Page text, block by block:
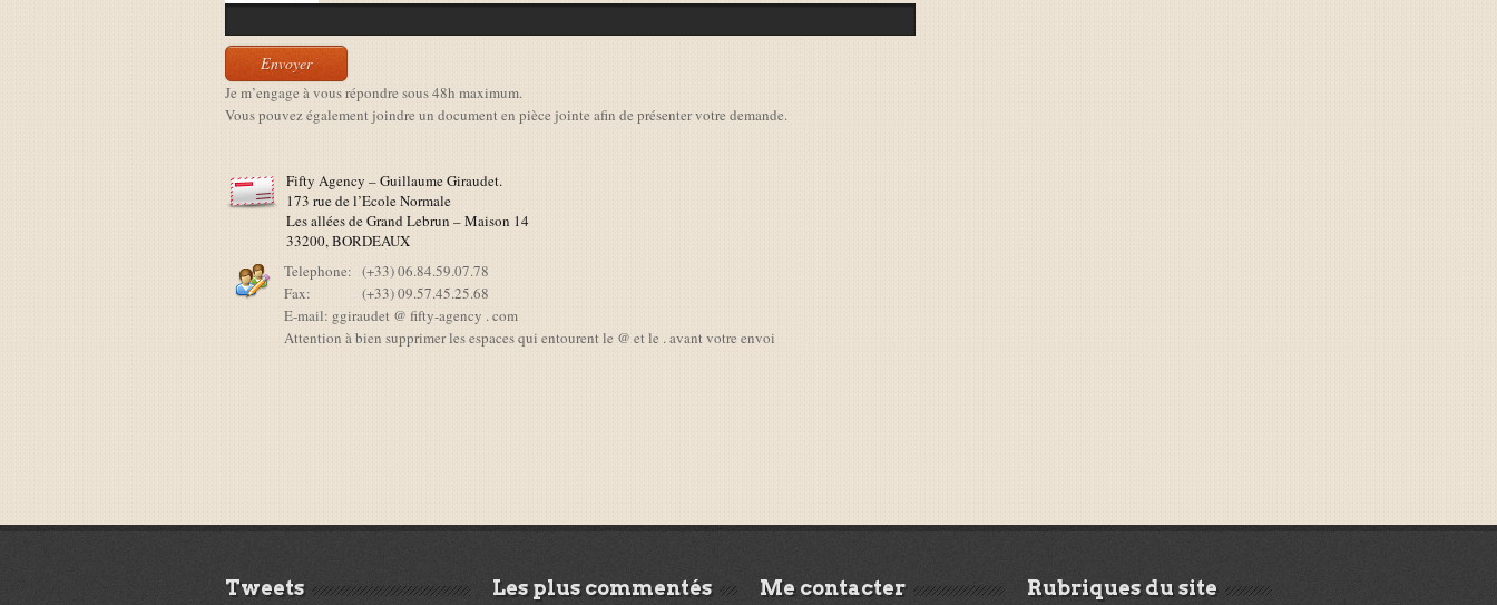
Je m’engage à vous répondre sous 48h maximum.
Vous pouvez également joindre un document en pièce jointe afin de présenter votre demande.
Fifty Agency – Guillaume Giraudet.
173 rue de l’Ecole Normale
Les allées de Grand Lebrun – Maison 14
33200, BORDEAUX
Telephone: (+33) 06.84.59.07.78
Fax:
(+33) 09.57.45.25.68
E-mail: ggiraudet @ fifty-agency . com
Attention à bien supprimer les espaces qui entourent le @ et le . avant votre envoi
Tweets Les plus commentés Me contacter Rubriques du site